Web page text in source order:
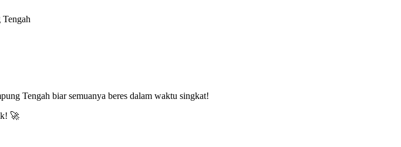
Tengah biar semuanya beres dalam waktu singkat!
🚀